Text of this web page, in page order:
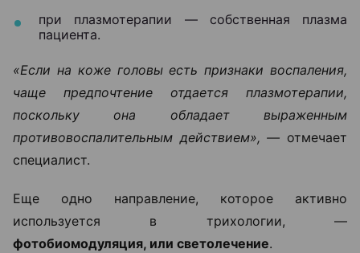
при плазмотерапии — собственная плазма
пациента.
«Если на коже головы есть признаки воспаления,
чаще предпочтение отдается плазмотерапии,
поскольку она обладает выраженным
противовоспалительным действием», — отмечает
специалист.
Еще одно направление, которое активно
используется в трихологии, —
фотобиомодуляция, или светолечение.